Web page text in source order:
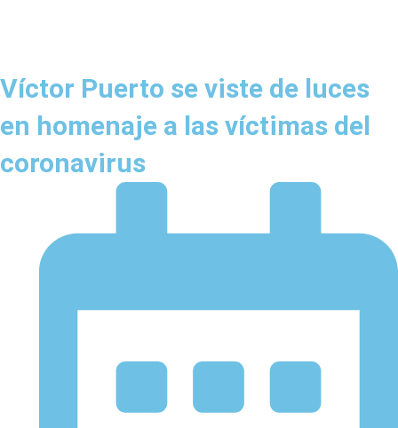
Víctor Puerto se viste de luces
en homenaje a las víctimas del
coronavirus